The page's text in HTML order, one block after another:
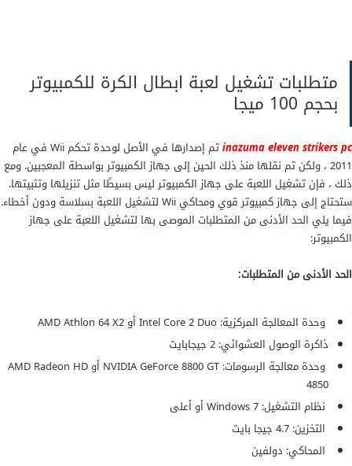
متطلبات تشغيل لعبة ابطال الكرة للكمبيوتر
بحجم 100 ميجا
inazuma eleven strikers pc
تم إصدارها في الأصل لوحدة تحكم Wii في عام
2011 ، ولكن تم نقلها منذ ذلك الحين إلى جهاز الكمبيوتر بواسطة المعجبين. ومع
ذلك ، فإن تشغيل اللعبة على جهاز الكمبيوتر ليس بسيطًا مثل تنزيلها وتثبيتها.
ستحتاج إلى جهاز كمبيوتر قوي ومحاكي Wii لتشغيل اللعبة بسلاسة ودون أخطاء.
فيما يلي الحد الأدنى من المتطلبات الموصى بها لتشغيل اللعبة على جهاز
الكمبيوتر:
الحد الأدنى من المتطلبات:
وحدة المعالجة المركزية: Intel Core 2 Duo أو AMD Athlon 64 X2
ذاكرة الوصول العشوائي: 2 جيجابايت
وحدة معالجة الرسومات: NVIDIA GeForce 8800 GT أو AMD Radeon HD
4850
نظام التشغيل: Windows 7 أو أعلى
التخزين: 4.7 جيجا بايت
المحاكي: دولفين